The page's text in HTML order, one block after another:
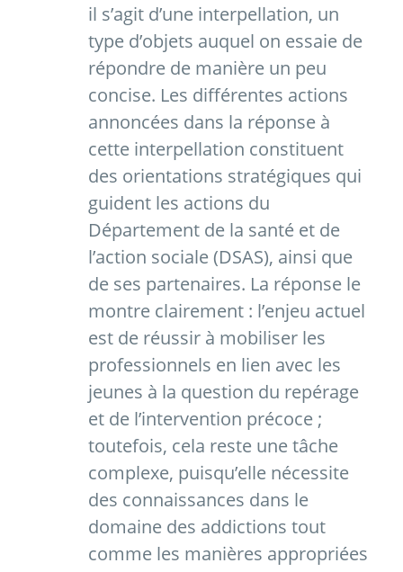
il s’agit d’une interpellation, un
type d’objets auquel on essaie de
répondre de manière un peu
concise. Les différentes actions
annoncées dans la réponse à
cette interpellation constituent
des orientations stratégiques qui
guident les actions du
Département de la santé et de
l’action sociale (DSAS), ainsi que
de ses partenaires. La réponse le
montre clairement : l’enjeu actuel
est de réussir à mobiliser les
professionnels en lien avec les
jeunes à la question du repérage
et de l’intervention précoce ;
toutefois, cela reste une tâche
complexe, puisqu’elle nécessite
des connaissances dans le
domaine des addictions tout
comme les manières appropriées